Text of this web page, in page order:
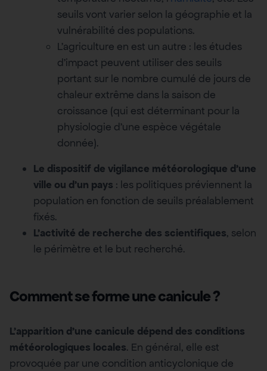
seuils vont varier selon la géographie et la
vulnérabilité des populations.
L’agriculture en est un autre : les études
d’impact peuvent utiliser des seuils
portant sur le nombre cumulé de jours de
chaleur extrême dans la saison de
croissance (qui est déterminant pour la
physiologie d’une espèce végétale
donnée).
Le dispositif de vigilance météorologique d’une
ville ou d’un pays : les politiques préviennent la
population en fonction de seuils préalablement
fixés.
L’activité de recherche des scientifiques, selon
le périmètre et le but recherché.
Comment se forme une canicule ?
L’apparition d’une canicule dépend des conditions
météorologiques locales. En général, elle est
provoquée par une condition anticyclonique de